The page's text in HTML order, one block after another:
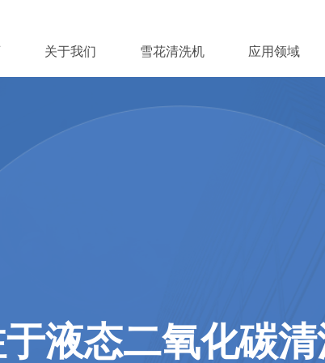
关于我们 雪花清洗机 应用领域
液态二氧化碳